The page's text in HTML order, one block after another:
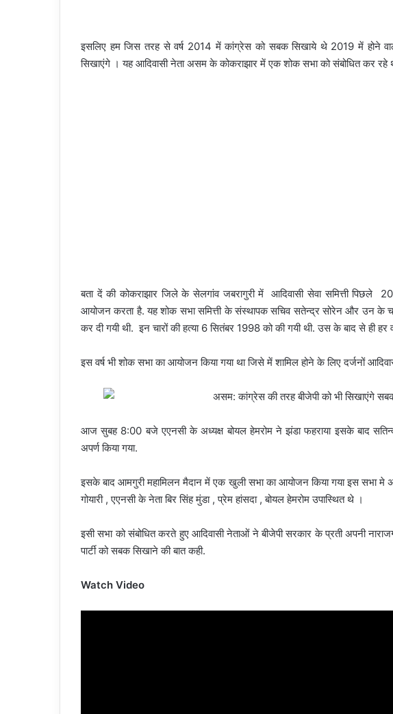
इसलिए हम जिस तरह से वर्ष 2014 में कांग्रेस को सबक सिखाये थे 2019 में होने
सिखाएंगे । यह आदिवासी नेता असम के कोकराझार में एक शोक सभा को संबोधित कर रहे
बता दें की कोकराझार जिले के सेलगांव जबरागुरी में आदिवासी सेवा समित्ती पिछले
आयोजन करता है. यह शोक सभा समित्ती के संस्थापक सचिव सतेन्द्र सोरेन और उन के
कर दी गयी थी. इन चारों की हत्या 6 सितंबर 1998 को की गयी थी. उस के बाद से ही हर
इस वर्ष भी शोक सभा का आयोजन किया गया था जिसे में शामिल होने के लिए दर्जनों
आज सुबह 8:00 बजे एएनसी के अध्यक्ष बोयल हेमरोम ने झंडा फहराया इसके बाद
अपर्ण किया गया.
इसके बाद आमगुरी महामिलन मैदान में एक खुली सभा का आयोजन किया गया इस सभा मे
गोयारी , एएनसी के नेता बिर सिंह मुंडा , प्रेम हांसदा , बोयल हेमरोम उपास्थित थे ।
इसी सभा को संबोधित करते हुए आदिवासी नेताओं ने बीजेपी सरकार के प्रती अपनी
पार्टी को सबक सिखाने की बात कही.
Watch Video